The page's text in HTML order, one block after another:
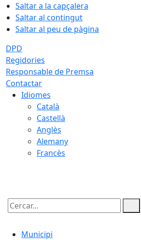
Saltar a la capçalera
Saltar al contingut
Saltar al peu de pàgina
DPD
Regidories
Responsable de Premsa
Contactar
Idiomes
Català
Castellà
Anglès
Alemany
Francès
Cercar:
Municipi